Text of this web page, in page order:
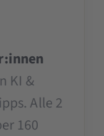
KI &
Alle 2
160